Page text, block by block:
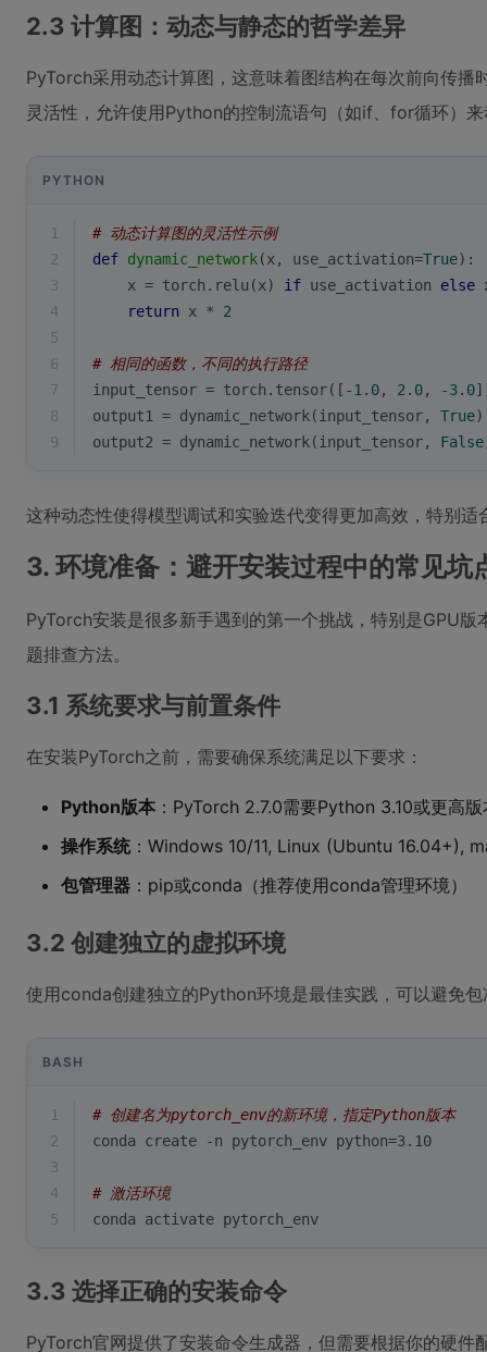
2.3 计算图：动态与静态的哲学差异
PyTorch采用动态计算图，这意味着图结构在每次前向传播
灵活性，允许使用Python的控制流语句（如if、for循环）
PYTHON
1
# 动态计算图的灵活性示例
2
def dynamic_network(x, use_activation=True):
3
    x = torch.relu(x)
if use_activation else
4
return x * 2
5
6
# 相同的函数，不同的执行路径
7
input_tensor = torch.tensor([-1.0, 2.0, -3.0
8
output1 = dynamic_network(input_tensor, True
9
output2 = dynamic_network(input_tensor, False
这种动态性使得模型调试和实验迭代变得更加高效，特别适
3. 环境准备：避开安装过程中的常见坑
PyTorch安装是很多新手遇到的第一个挑战，特别是GPU
题排查方法。
3.1 系统要求与前置条件
在安装PyTorch之前，需要确保系统满足以下要求：
Python版本 ：PyTorch 2.7.0需要Python 3.10或更高版
操作系统：Windows 10/11, Linux (Ubuntu 16.04+),
包管理器 ：pip或conda（推荐使用conda管理环境）
3.2 创建独立的虚拟环境
使用conda创建独立的Python环境是最佳实践，可以避免包
BASH
1
# 创建名为pytorch_env的新环境，指定Python版本
2
conda create -n pytorch_env python=3.10
3
4
# 激活环境
5
conda activate pytorch_env
3.3 选择正确的安装命令
PyTorch官网提供了安装命令生成器，但需要根据你的硬件